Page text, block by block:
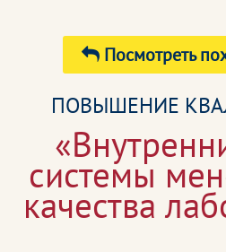
Посмотреть
ПОВЫШЕНИЕ
системы
качества